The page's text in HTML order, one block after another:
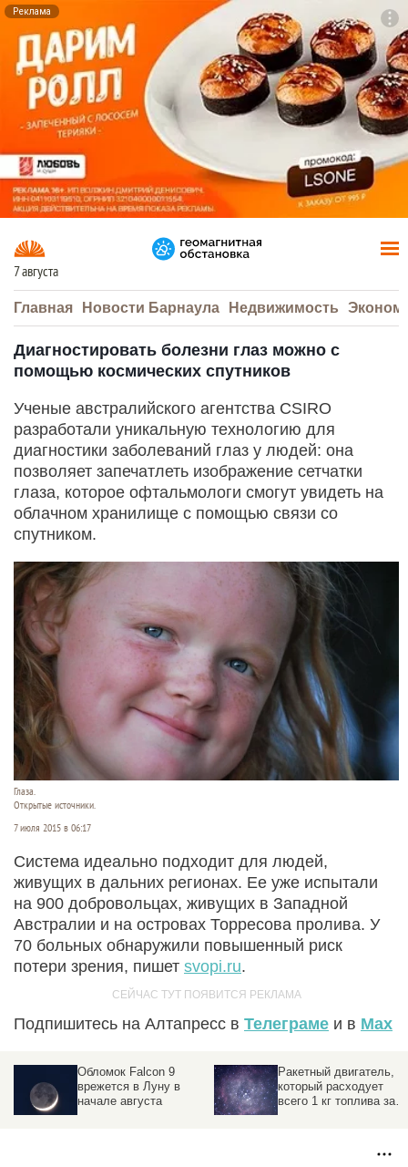
Реклама
7 августа
Главная Новости Барнаула Недвижимость
Диагностировать болезни глаз можно с
помощью космических спутников
Ученые австралийского агентства CSIRO
разработали уникальную технологию для
диагностики заболеваний глаз у людей: она
позволяет запечатлеть изображение сетчатки
глаза, которое офтальмологи смогут увидеть на
облачном хранилище с помощью связи со
спутником.
Глаза.
Открытые источники.
7 июля 2015 в 06:17
Система идеально подходит для людей,
живущих в дальних регионах. Ее уже испытали
на 900 добровольцах, живущих в Западной
Австралии и на островах Торресова пролива. У
70 больных обнаружили повышенный риск
потери зрения, пишет svopi.ru.
Подпишитесь на Алтапресс в Телеграме и в Max
Обломок Falcon 9
врежется в Луну в
начале августа
Ракетный двигатель,
который расходует
всего 1 кг топлива за 6